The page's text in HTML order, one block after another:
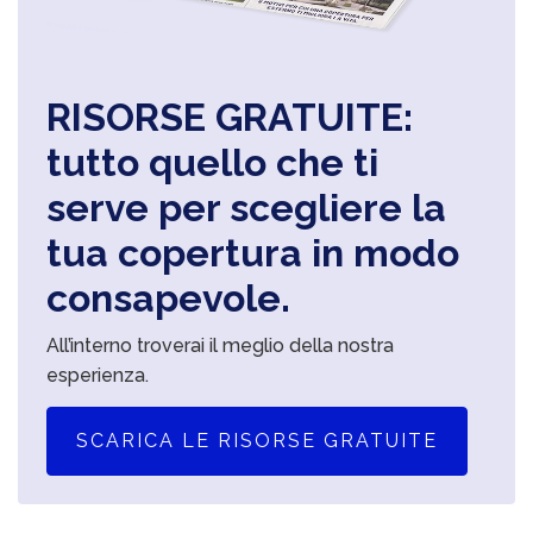
RISORSE GRATUITE:
tutto quello che ti
serve per scegliere la
tua copertura in modo
consapevole.
All’interno troverai il meglio della nostra
esperienza.
SCARICA LE RISORSE GRATUITE